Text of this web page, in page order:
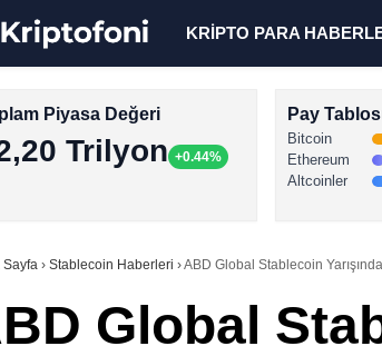
KRİPTO PARA
Piyasa Değeri
Trilyon +0.44%
Pay
Bitcoin
Ethereum
Altcoinler
Sayfa › Stablecoin Haberleri ›ABD Global Stablecoin
Global